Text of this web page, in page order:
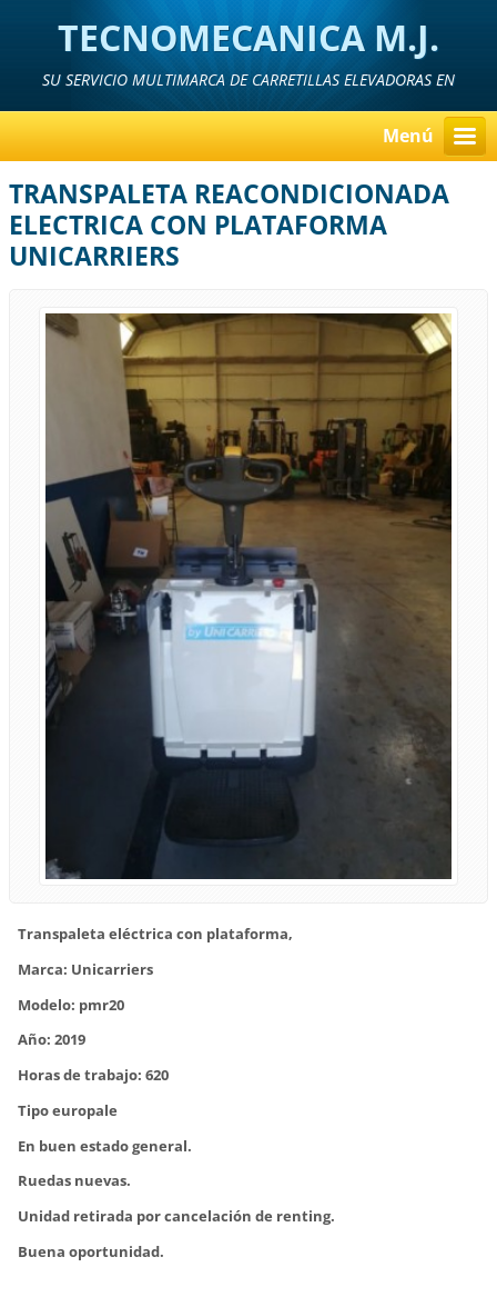
TECNOMECANICA M.J.
SU SERVICIO MULTIMARCA DE CARRETILLAS ELEVADORAS EN
Menú
TRANSPALETA REACONDICIONADA
ELECTRICA CON PLATAFORMA
UNICARRIERS
Transpaleta eléctrica con plataforma,
Marca: Unicarriers
Modelo: pmr20
Año: 2019
Horas de trabajo: 620
Tipo europale
En buen estado general.
Ruedas nuevas.
Unidad retirada por cancelación de renting.
Buena oportunidad.